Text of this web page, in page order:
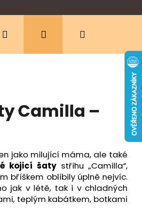
Ergonomická nosítka
Hledat PřihlášeníNákupní
Camilla –
jako milující máma, ale také
kojicí šaty střihu „Camilla”,
bříškem oblíbily úplně nejvíc.
jak v létě, tak i v chladných
teplým kabátkem, botkami